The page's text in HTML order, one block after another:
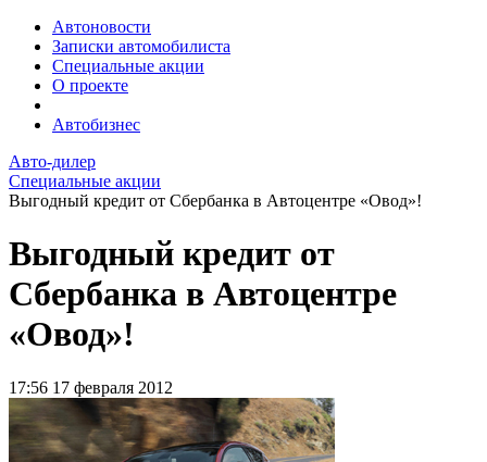
Автоновости
Записки автомобилиста
Специальные акции
О проекте
Автобизнес
Авто-дилер
Специальные акции
Выгодный кредит от Сбербанка в Автоцентре «Овод»!
Выгодный кредит от
Сбербанка в Автоцентре
«Овод»!
17:56 17 февраля 2012